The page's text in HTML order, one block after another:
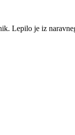
Lepilo je iz